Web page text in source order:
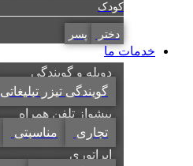
کودک
دختر پسر
خدمات ما
دوبله و گویندگی
گویندگی تیزر تبلیغاتی
پیشواز تلفن همراه
تجاری
مناسبتی
اپراتوری